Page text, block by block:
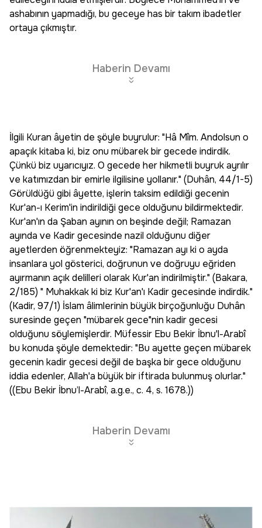
ashabının yapmadığı, bu geceye has bir takım ibadetler
ortaya çıkmıştır.
Haberin Devamı
İlgili Kuran âyetin de şöyle buyrulur: "Hâ Mîm. Andolsun o
apaçık kitaba ki, biz onu mübarek bir gecede indirdik.
Çünkü biz uyarıcıyız. O gecede her hikmetli buyruk ayrılır
ve katımızdan bir emirle ilgilisine yollanır." (Duhân, 44/1-5)
Görüldüğü gibi âyette, işlerin taksim edildiği gecenin
Kur'an-ı Kerim'in indirildiği gece olduğunu bildirmektedir.
Kur'an'ın da Şaban ayının on beşinde değil; Ramazan
ayında ve Kadir gecesinde nazil olduğunu diğer
ayetlerden öğrenmekteyiz: "Ramazan ayı ki o ayda
insanlara yol gösterici, doğrunun ve doğruyu eğriden
ayırmanın açık delilleri olarak Kur'an indirilmiştir." (Bakara,
2/185) " Muhakkak ki biz Kur'an'ı Kadir gecesinde indirdik."
(Kadir, 97/1) İslam âlimlerinin büyük birçoğunluğu Duhân
suresinde geçen "mübarek gece"nin kadir gecesi
olduğunu söylemişlerdir. Müfessir Ebu Bekir İbnu'l-Arabî
bu konuda şöyle demektedir: "Bu ayette geçen mübarek
gecenin kadir gecesi değil de başka bir gece olduğunu
iddia edenler, Allah'a büyük bir iftirada bulunmuş olurlar."
((Ebu Bekir İbnu’l-Arabî, a.g.e., c. 4, s. 1678.))
Haberin Devamı